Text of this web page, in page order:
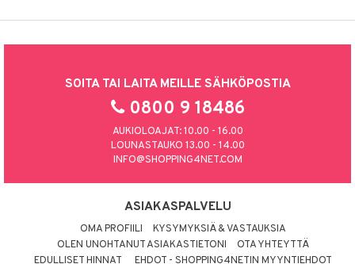
SOITA TAI LAITA MEILLE SÄHKÖPOSTIA
0800 9 18486
AUKIOLOAJAT: 10.00 - 16.00
LOUNASTAUKO 13.00 - 14.00
INFO@SHOPPING4NET.COM
ASIAKASPALVELU
OMA PROFIILI
KYSYMYKSIÄ & VASTAUKSIA
OLEN UNOHTANUT ASIAKASTIETONI
OTA YHTEYTTÄ
EDULLISET HINNAT
EHDOT - SHOPPING4NETIN MYYNTIEHDOT